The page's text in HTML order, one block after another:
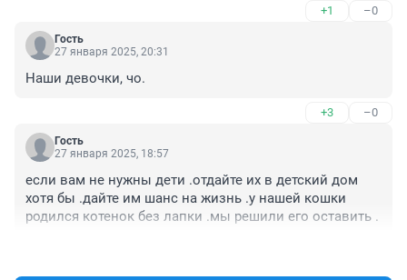
+1 –0
Гость
27 января 2025, 20:31
Наши девочки, чо.
+3 –0
Гость
27 января 2025, 18:57
если вам не нужны дети .отдайте их в детский дом
хотя бы .дайте им шанс на жизнь .у нашей кошки
родился котенок без лапки .мы решили его оставить .